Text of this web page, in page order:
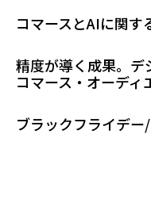
コマースとAIに関す
精度が導く成果。
コマース・オーディ
ブラックフライデ